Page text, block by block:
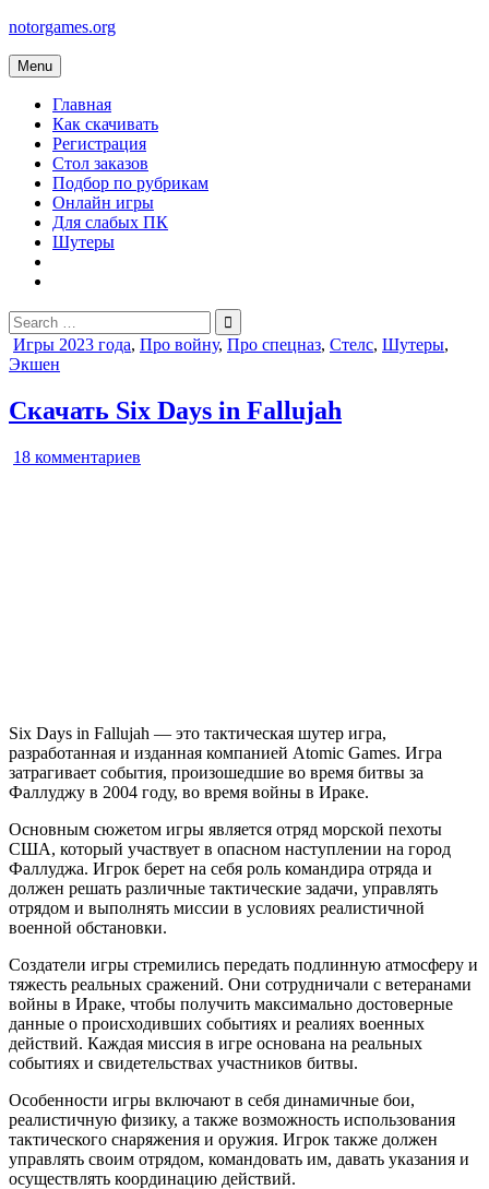
Skip
content
notorgames.org
Menu
Главная
Как скачивать
Регистрация
Стол заказов
Подбор по рубрикам
Онлайн игры
Для слабых ПК
Шутеры
Search
for:
Posted
in
Игры 2023 года, Про войну, Про спецназ, Стелс, Шутеры,
Экшен
Скачать Six Days in Fallujah
18 комментариев
Six Days in Fallujah — это тактическая шутер игра,
разработанная и изданная компанией Atomic Games. Игра
затрагивает события, произошедшие во время битвы за
Фаллуджу в 2004 году, во время войны в Ираке.
Основным сюжетом игры является отряд морской пехоты
США, который участвует в опасном наступлении на город
Фаллуджа. Игрок берет на себя роль командира отряда и
должен решать различные тактические задачи, управлять
отрядом и выполнять миссии в условиях реалистичной
военной обстановки.
Создатели игры стремились передать подлинную атмосферу и
тяжесть реальных сражений. Они сотрудничали с ветеранами
войны в Ираке, чтобы получить максимально достоверные
данные о происходивших событиях и реалиях военных
действий. Каждая миссия в игре основана на реальных
событиях и свидетельствах участников битвы.
Особенности игры включают в себя динамичные бои,
реалистичную физику, а также возможность использования
тактического снаряжения и оружия. Игрок также должен
управлять своим отрядом, командовать им, давать указания и
осуществлять координацию действий.